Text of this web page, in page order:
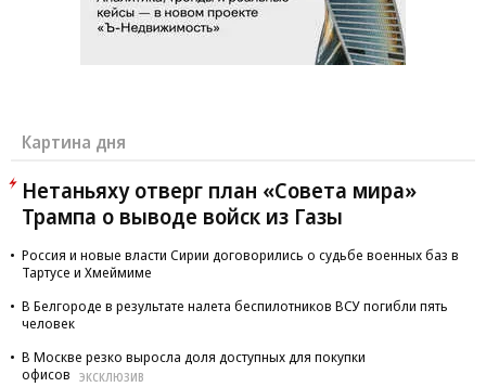
Картина дня
Нетаньяху отверг план «Совета мира»
Трампа о выводе войск из Газы
Россия и новые власти Сирии договорились о судьбе военных баз в
Тартусе и Хмеймиме
В Белгороде в результате налета беспилотников ВСУ погибли пять
человек
В Москве резко выросла доля доступных для покупки
офисов
ЭКСКЛЮЗИВ